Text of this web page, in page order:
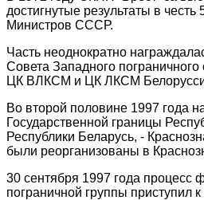
достигнутые результаты в
Министров СССР.
Часть неоднократно
Совета Западного
ЦК ВЛКСМ и ЦК ЛКСМ
Во второй половине 1997 года
Государственной границы
Республики Беларусь, -
были реорганизованы в
30 сентября 1997 года процесс
пограничной группы приступил